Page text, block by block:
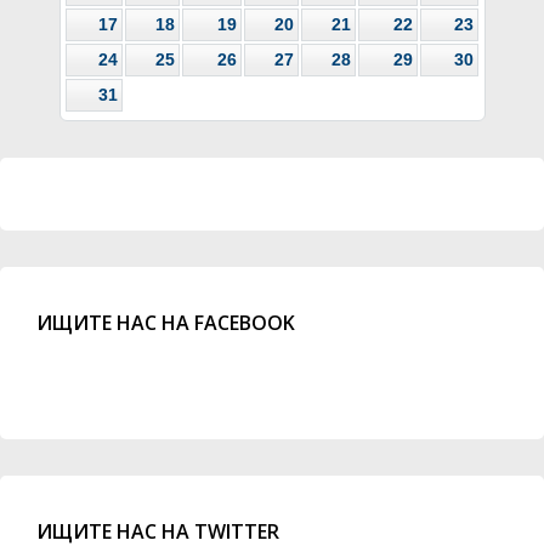
17
18 19 20 21 22
23
24
25 26 27 28 29
30
31
ИЩИТЕ НАС НА FACEBOOK
ИЩИТЕ НАС НА TWITTER